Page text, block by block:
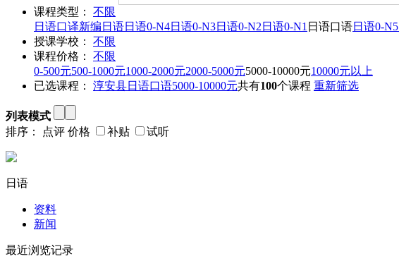
课程类型：
不限
日语口译新编日语日语0-N4日语0-N3日语0-N2 日语0-N1 日语口语日语0-N5
授课学校：
不限
课程价格：
不限
0-500元500-1000元1000-2000元2000-5000元5000-10000元10000元以上
已选课程：
淳安县日语口语5000-10000元共有100个课程 重新筛选
列表模式
排序：
点评 价格 补贴 试听
日语
资料
新闻
最近浏览记录